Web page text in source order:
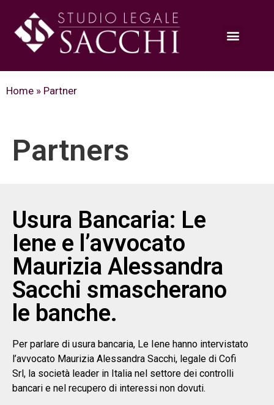
Home » Partner
Partners
Usura Bancaria: Le
Iene e l’avvocato
Maurizia Alessandra
Sacchi smascherano
le banche.
Per parlare di usura bancaria, Le Iene hanno intervistato
l’avvocato Maurizia Alessandra Sacchi, legale di Cofi
Srl, la società leader in Italia nel settore dei controlli
bancari e nel recupero di interessi non dovuti.